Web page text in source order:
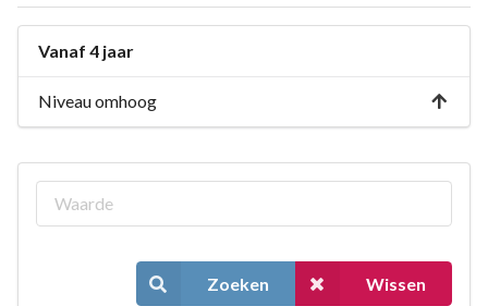
Vanaf 4 jaar
Niveau omhoog
Zoeken Wissen